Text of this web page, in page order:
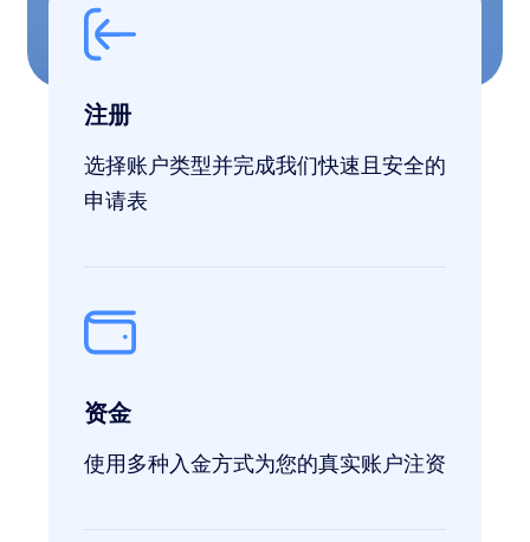
注册
选择账户类型并完成我们快速且安全的
申请表
资金
使用多种入金方式为您的真实账户注资